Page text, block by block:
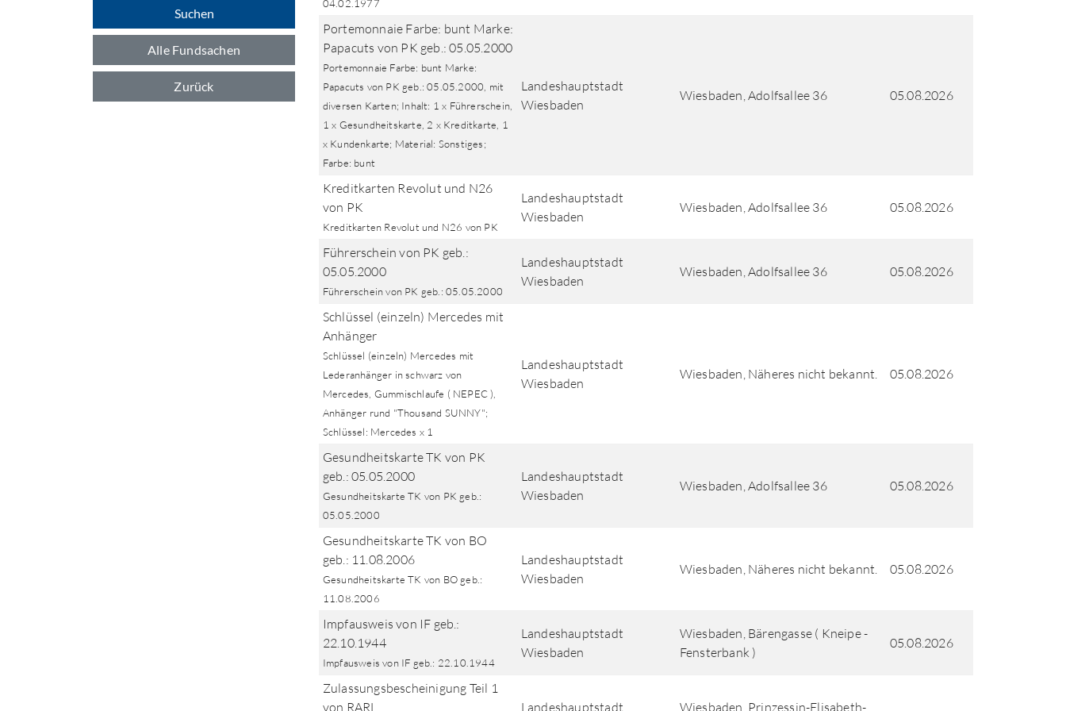
Suchen
Alle Fundsachen
Zurück
04.02.1977
Portemonnaie Farbe: bunt Marke:
Papacuts von PK geb.: 05.05.2000
Portemonnaie Farbe: bunt Marke:
Papacuts von PK geb.: 05.05.2000, mit
diversen Karten; Inhalt: 1 x Führerschein,
1 x Gesundheitskarte, 2 x Kreditkarte, 1
x Kundenkarte; Material: Sonstiges;
Farbe: bunt
Landeshauptstadt
Wiesbaden
Wiesbaden, Adolfsallee 36 05.08.2026
Kreditkarten Revolut und N26
von PK
Kreditkarten Revolut und N26 von PK
Landeshauptstadt
Wiesbaden
Wiesbaden, Adolfsallee 36 05.08.2026
Führerschein von PK geb.:
05.05.2000
Führerschein von PK geb.: 05.05.2000
Landeshauptstadt
Wiesbaden
Wiesbaden, Adolfsallee 36 05.08.2026
Schlüssel (einzeln) Mercedes mit
Anhänger
Schlüssel (einzeln) Mercedes mit
Lederanhänger in schwarz von
Mercedes, Gummischlaufe ( NEPEC ),
Anhänger rund "Thousand SUNNY";
Schlüssel: Mercedes x 1
Landeshauptstadt
Wiesbaden
Wiesbaden, Näheres nicht bekannt. 05.08.2026
Gesundheitskarte TK von PK
geb.: 05.05.2000
Gesundheitskarte TK von PK geb.:
05.05.2000
Landeshauptstadt
Wiesbaden
Wiesbaden, Adolfsallee 36 05.08.2026
Gesundheitskarte TK von BO
geb.: 11.08.2006
Gesundheitskarte TK von BO geb.:
11.08.2006
Landeshauptstadt
Wiesbaden
Wiesbaden, Näheres nicht bekannt. 05.08.2026
Impfausweis von IF geb.:
22.10.1944
Impfausweis von IF geb.: 22.10.1944
Landeshauptstadt
Wiesbaden
Wiesbaden, Bärengasse ( Kneipe -
Fensterbank )
05.08.2026
Zulassungsbescheinigung Teil 1
von RARL
Landeshauptstadt Wiesbaden, Prinzessin-Elisabeth-